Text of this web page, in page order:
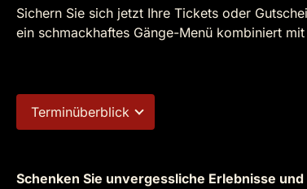
Sichern Sie sich jetzt Ihre Tickets oder
ein schmackhaftes Gänge-Menü kombiniert
Terminüberblick
Schenken Sie unvergessliche Erlebnisse